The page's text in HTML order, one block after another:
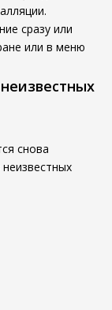
сразу или
или в меню
снова